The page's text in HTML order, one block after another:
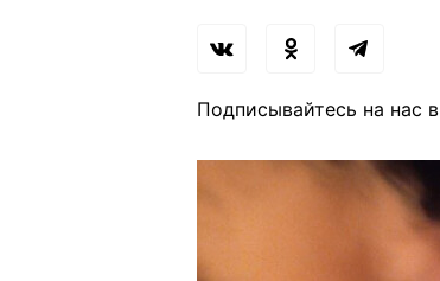
Подписывайтесь на нас в